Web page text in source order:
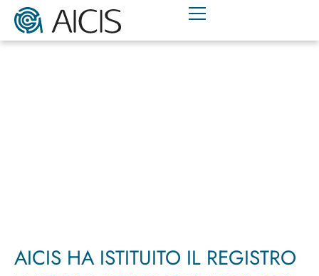
AICIS HA ISTITUITO IL REGISTRO